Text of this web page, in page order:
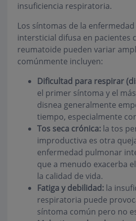
insuficiencia respiratoria.
Los síntomas de la
intersticial difusa en pacientes
reumatoide pueden variar
comúnmente incluyen:
Dificultad para respirar
el primer síntoma y el
disnea generalmente
tiempo, especialmente
Tos seca crónica: la tos
improductiva es otra
enfermedad pulmonar
que a menudo exacerba
la calidad de vida.
Fatiga y debilidad: la
respiratoria puede
síntoma común pero no